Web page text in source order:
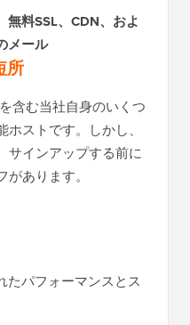
料SSL、CDN、およ
メール
所
含む当社自身のいくつ
ストです。しかし、
サインアップする前に
あります。
たパフォーマンスとス